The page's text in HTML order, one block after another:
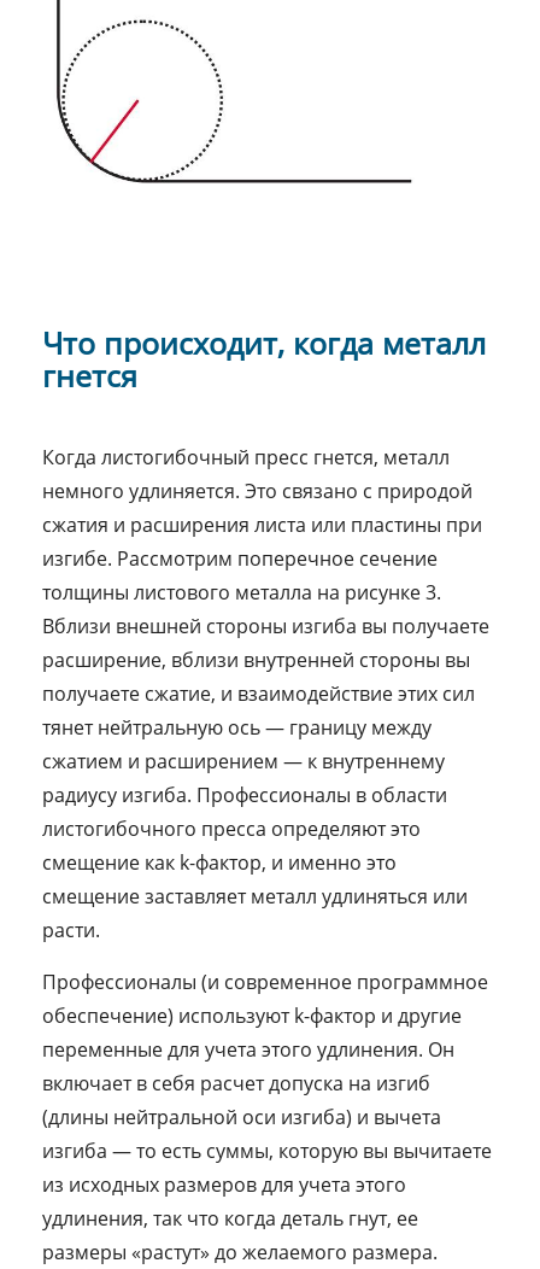
Что происходит, когда металл
гнется
Когда листогибочный пресс гнется, металл
немного удлиняется. Это связано с природой
сжатия и расширения листа или пластины при
изгибе. Рассмотрим поперечное сечение
толщины листового металла на рисунке 3.
Вблизи внешней стороны изгиба вы получаете
расширение, вблизи внутренней стороны вы
получаете сжатие, и взаимодействие этих сил
тянет нейтральную ось — границу между
сжатием и расширением — к внутреннему
радиусу изгиба. Профессионалы в области
листогибочного пресса определяют это
смещение как k-фактор, и именно это
смещение заставляет металл удлиняться или
расти.
Профессионалы (и современное программное
обеспечение) используют k-фактор и другие
переменные для учета этого удлинения. Он
включает в себя расчет допуска на изгиб
(длины нейтральной оси изгиба) и вычета
изгиба — то есть суммы, которую вы вычитаете
из исходных размеров для учета этого
удлинения, так что когда деталь гнут, ее
размеры «растут» до желаемого размера.